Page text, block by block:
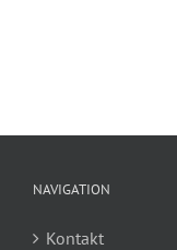
NAVIGATION
Kontakt